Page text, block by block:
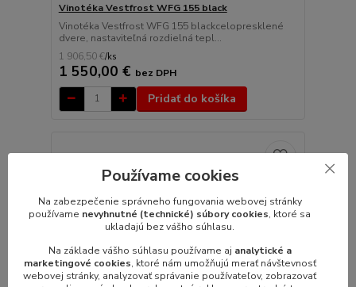
Vinotéka Vestfrost WFG 155 black
Vinotéka Vestfrost WFG 155 blackcelopresklené
dvere, nastaviteľná rozdielná tepl...
1 906,50 €/ks
1 550,00 € bez DPH
Pridať do košíka
Používame cookies
Na zabezpečenie správneho fungovania webovej stránky
používame nevyhnutné (technické) súbory cookies, ktoré sa
ukladajú bez vášho súhlasu.
Na základe vášho súhlasu používame aj analytické a
marketingové cookies, ktoré nám umožňujú merať návštevnosť
webovej stránky, analyzovať správanie používateľov, zobrazovať